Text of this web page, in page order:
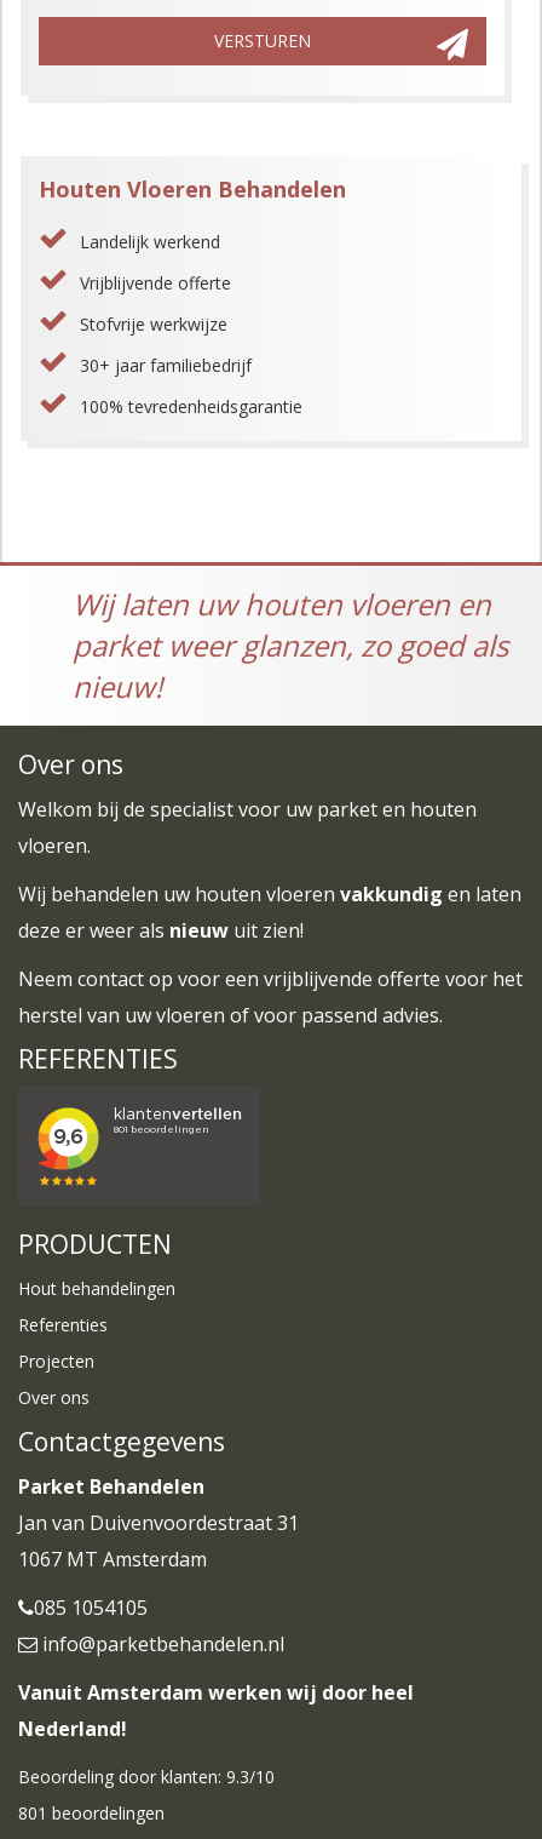
Gelieve dit veld leeg te laten.
VERSTUREN
Houten Vloeren Behandelen
Landelijk werkend
Vrijblijvende offerte
Stofvrije werkwijze
30+ jaar familiebedrijf
100% tevredenheidsgarantie
Wij laten uw houten vloeren en
parket weer glanzen, zo goed als
nieuw!
Over ons
Welkom bij de specialist voor uw parket en houten
vloeren.
Wij behandelen uw houten vloeren vakkundig en laten
deze er weer als nieuw uit zien!
Neem contactop voor een vrijblijvende offerte voor het
herstel van uw vloeren of voor passend advies.
REFERENTIES
PRODUCTEN
Hout behandelingen
Referenties
Projecten
Over ons
Contactgegevens
Parket Behandelen
Jan van Duivenvoordestraat 31
1067 MT Amsterdam
085 1054105
info@parketbehandelen.nl
Vanuit Amsterdam werken wij door heel
Nederland!
Beoordeling door klanten: 9.3/10
801 beoordelingen